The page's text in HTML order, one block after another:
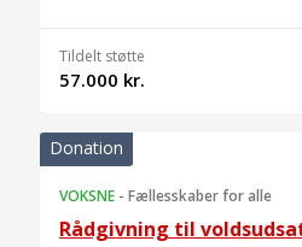
Tildelt støtte
57.000 kr.
Donation
VOKSNE - Fællesskaber for alle
Rådgivning til